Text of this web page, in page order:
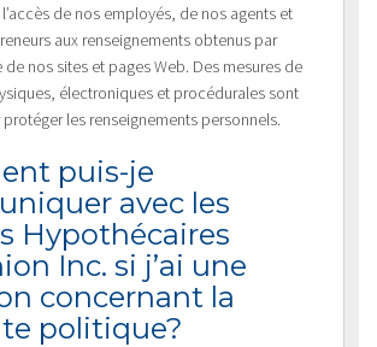
de nos employés, de nos agents et
aux renseignements obtenus par
de nos sites et pages Web. Des mesures de
électroniques et procédurales sont
les renseignements personnels.
puis-je
avec les
Hypothécaires
Inc. si j’ai une
concernant la
politique?